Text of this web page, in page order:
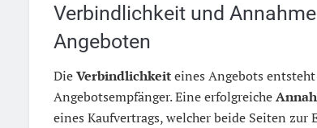
Verbindlichkeit und
Angeboten
DieVerbindlichkeiteines Angebots
Angebotsempfänger. Eine erfolgreiche
eines Kaufvertrags, welcher beide Seiten